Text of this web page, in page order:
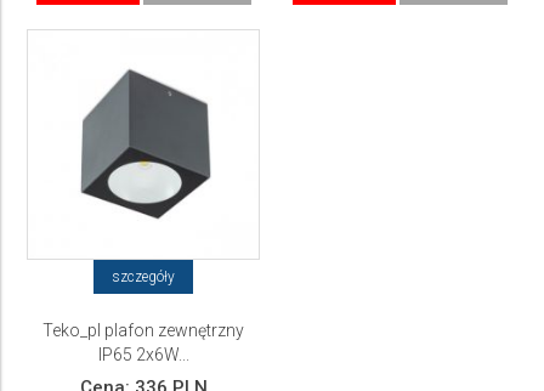
szczegóły
Teko_pl plafon zewnętrzny
IP65 2x6W...